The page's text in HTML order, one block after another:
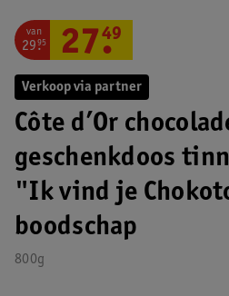
Verkoop via partner
Côte d’Or
geschenkdoos
"Ik vind je
boodschap
800g
van
29.
95 27.
49